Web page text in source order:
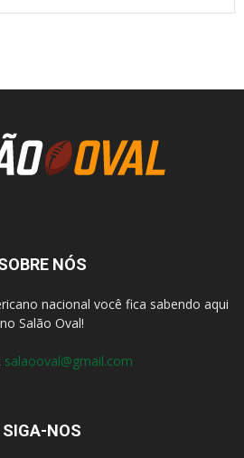
NÓS
nacional você fica sabendo aqui
no Salão Oval!
salaooval@gmail.com
SIGA-NOS